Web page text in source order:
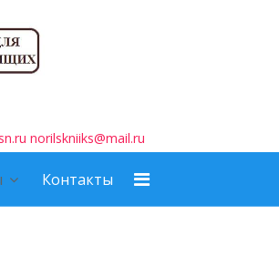
norilskniiks@mail.ru
Контакты